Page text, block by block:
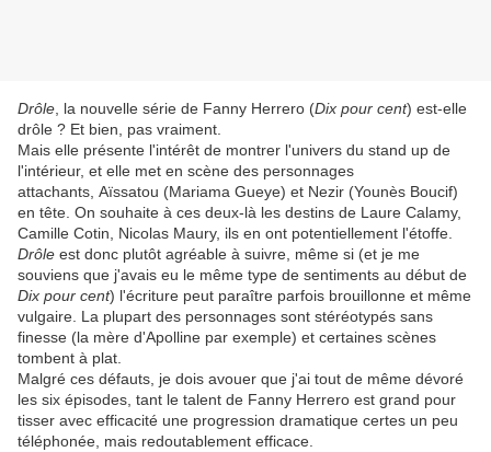
Drôle , la nouvelle série de Fanny Herrero (Dix pour cent) est-elle
drôle ? Et bien, pas vraiment.
Mais elle présente l'intérêt de montrer l'univers du stand up de
l'intérieur, et elle met en scène des personnages
attachants, Aïssatou (Mariama Gueye) et Nezir (Younès Boucif)
en tête. On souhaite à ces deux-là les destins de Laure Calamy,
Camille Cotin, Nicolas Maury, ils en ont potentiellement l'étoffe.
Drôle est donc plutôt agréable à suivre, même si (et je me
souviens que j'avais eu le même type de sentiments au début de
Dix pour cent) l'écriture peut paraître parfois brouillonne et même
vulgaire. La plupart des personnages sont stéréotypés sans
finesse (la mère d'Apolline par exemple) et certaines scènes
tombent à plat.
Malgré ces défauts, je dois avouer que j'ai tout de même dévoré
les six épisodes, tant le talent de Fanny Herrero est grand pour
tisser avec efficacité une progression dramatique certes un peu
téléphonée, mais redoutablement efficace.